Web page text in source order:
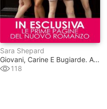
Sara Shepard
Giovani, Carine E Bugiarde. Assassine
118